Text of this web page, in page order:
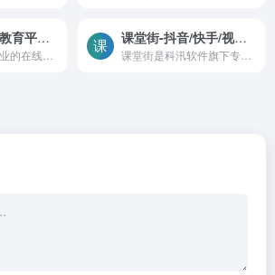
格子匠：在线教育平台系统服务商,专注线上直播录播教学平台开发,在线教育系统源码
格子匠是一家专业的在线教育技术服务商，提供在线教育和知识付费等技术服务。它的目标是帮助教育机构和个人老师实现线上教学。格子匠提供的服务包括在线教学平台、电子书、商学院...
课堂街-抖音/快手/视频号等知识付费小程序及知识产品私域运营工具服务商
课堂街是科汛软件旗下专注为教育培训讲师、机构、泛知识、泛生活博主等内容创业者研发的短视频泛知识付费小程序，产品基于抖音/快手/视频号等平台集合了直播、点播、音频、图文、...